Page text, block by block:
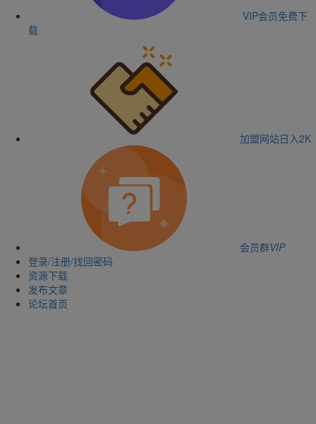
VIP会员免费下
载
加盟网站日入2K
会员群VIP
登录/注册/找回密码
资源下载
发布文章
论坛首页